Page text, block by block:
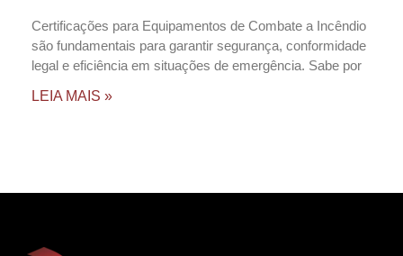
Certificações para Equipamentos de Combate a Incêndio
são fundamentais para garantir segurança, conformidade
legal e eficiência em situações de emergência. Sabe por
LEIA MAIS »